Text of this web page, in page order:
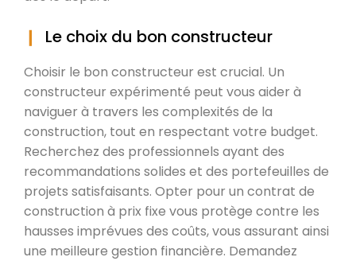
Le choix du bon constructeur
Choisir le bon constructeur est crucial. Un
constructeur expérimenté peut vous aider à
naviguer à travers les complexités de la
construction, tout en respectant votre budget.
Recherchez des professionnels ayant des
recommandations solides et des portefeuilles de
projets satisfaisants. Opter pour un contrat de
construction à prix fixe vous protège contre les
hausses imprévues des coûts, vous assurant ainsi
une meilleure gestion financière. Demandez